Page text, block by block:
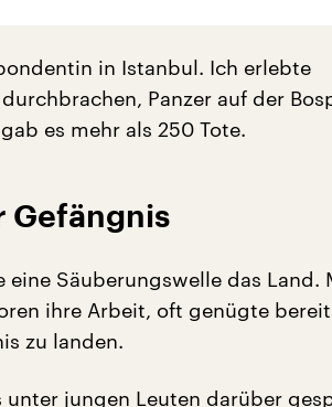
in Istanbul. Ich erlebte
Panzer auf der
es mehr als 250 Tote.
Gefängnis
Säuberungswelle das Land.
ihre Arbeit, oft genügte
zu landen.
jungen Leuten darüber